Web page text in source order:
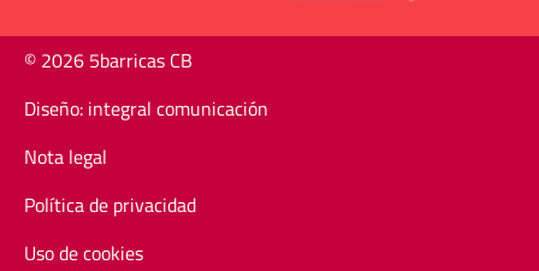
© 2026 5barricas CB
Diseño: integral comunicación
Nota legal
Política de privacidad
Uso de cookies